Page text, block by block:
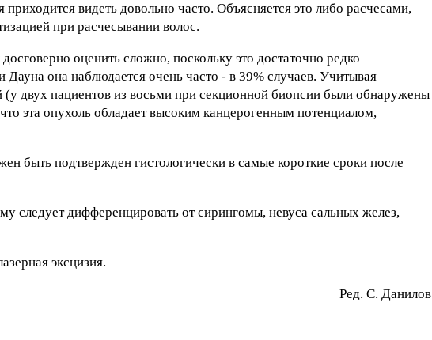
видеть довольно часто. Объясняется это либо расчесами,
при расчесывании волос.
оценить сложно, поскольку это достаточно редко
она наблюдается очень часто - в 39% случаев. Учитывая
двух пациентов из восьми при секционной биопсии были обнаружены
эта опухоль обладает высоким канцерогенным потенциалом,
быть подтвержден гистологически в самые короткие сроки после
следует дифференцировать от сирингомы, невуса сальных желез,
эксцизия.
Ред. C. Дaнилoв